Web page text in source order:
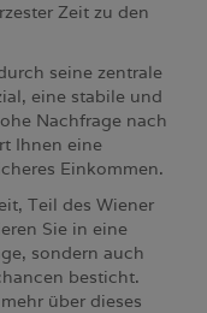
Zeit zu den
seine zentrale
eine stabile und
Nachfrage nach
Ihnen eine
Einkommen.
Teil des Wiener
Sie in eine
sondern auch
besticht.
über dieses